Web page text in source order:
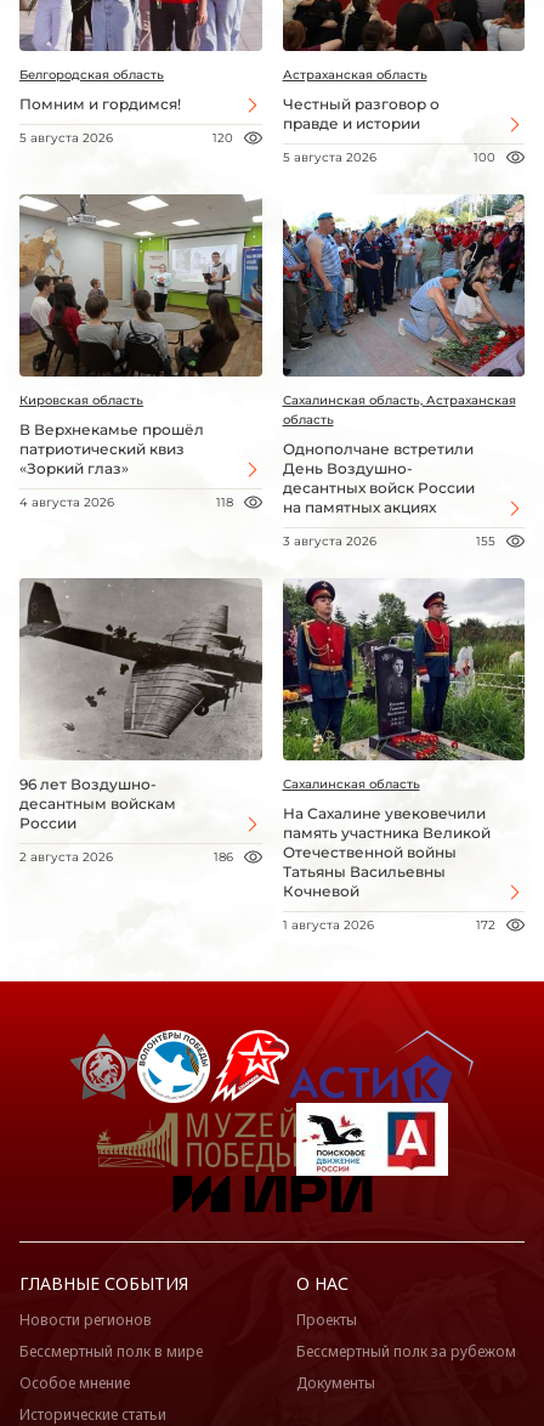
Белгородская область
Помним и гордимся!
5 августа 2026 120
Астраханская область
Честный разговор о
правде и истории
5 августа 2026 100
Кировская область
В Верхнекамье прошёл
патриотический квиз
«Зоркий глаз»
4 августа 2026 118
Сахалинская область, Астраханская
область
Однополчане встретили
День Воздушно-
десантных войск России
на памятных акциях
3 августа 2026 155
96 лет Воздушно-
десантным войскам
России
2 августа 2026 186
Сахалинская область
На Сахалине увековечили
память участника Великой
Отечественной войны
Татьяны Васильевны
Кочневой
1 августа 2026 172
ГЛАВНЫЕ СОБЫТИЯ
Новости регионов
Бессмертный полк в мире
Особое мнение
Исторические статьи
О НАС
Проекты
Бессмертный полк за рубежом
Документы